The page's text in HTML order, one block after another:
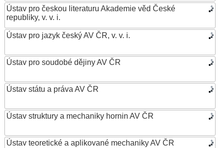
Ústav pro českou literaturu Akademie věd České
republiky, v. v. i.
Ústav pro jazyk český AV ČR, v. v. i.
Ústav pro soudobé dějiny AV ČR
Ústav státu a práva AV ČR
Ústav struktury a mechaniky hornin AV ČR
Ústav teoretické a aplikované mechaniky AV ČR